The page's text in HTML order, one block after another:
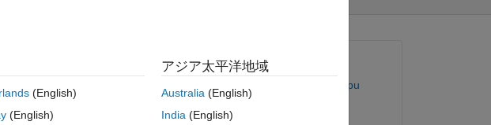
0 投票
質問済み:
Durga srinivasu Jarajapu
2019 年 8 月 29 日
(English)
(English)
アジア太平洋地域
Australia(English)
India(English)